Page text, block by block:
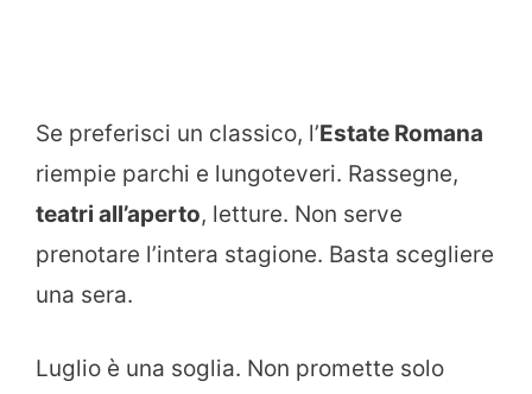
Se preferisci un classico, l’Estate Romana
riempie parchi e lungoteveri. Rassegne,
teatri all’aperto, letture. Non serve
prenotare l’intera stagione. Basta scegliere
una sera.
Luglio è una soglia. Non promette solo